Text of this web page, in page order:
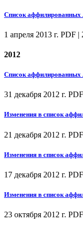
Список аффилированных
1 апреля 2013 г. PDF |
2012
Список аффилированных
31 декабря 2012 г.
Изменения в список
21 декабря 2012 г.
Изменения в список
17 декабря 2012 г.
Изменения в список
23 октября 2012 г.